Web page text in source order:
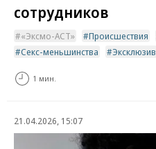
сотрудников
«Эксмо-АСТ» Происшествия
Секс-меньшинства
Эксклюзив
1 мин.
21.04.2026, 15:07